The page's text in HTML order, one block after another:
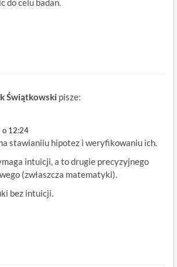
Świątkowski pisze:
o 12:24
stawianiiu hipotez i weryfikowaniu ich.
intuicji, a to drugie precyzyjnego
(zwłaszcza matematyki).
bez intuicji.